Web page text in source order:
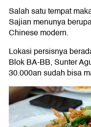
Salah satu tempat
Sajian menunya
Chinese modern.
Lokasi persisnya
Blok BA-BB, Sunter
30.000an sudah bisa